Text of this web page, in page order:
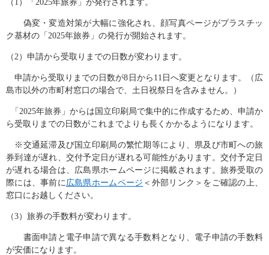
（1）「2025年旅券」が発行されます。
偽変・変造対策が大幅に強化され、顔写真ページがプラスチッ
ク基材の「2025年旅券」の発行が開始されます。
（2）申請から受取りまでの日数が変わります。
申請から受取りまでの日数が8日から11日へ変更となります。（広
島市以外の市町村窓口の場合で、土日祝祭日を含みません。）
「2025年旅券」からは国立印刷局で集中的に作成するため、申請か
ら受取りまでの日数がこれまでよりも長くかかるようになります。
※交通延滞及び国立印刷局の繁忙期等により、県及び市町への旅
券到達が遅れ、交付予定日が遅れる可能性があります。交付予定日
が遅れる場合は、広島県ホームページに掲載されます。旅券受取の
際には、事前に広島県ホームページ ＜外部リンク＞ をご確認の上、
窓口にお越しください。
（3）旅券の手数料が変わります。
書面申請と電子申請で異なる手数料となり、電子申請の手数料
が安価になります。